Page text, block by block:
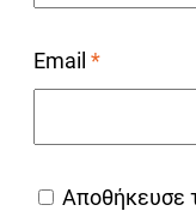
Email *
Αποθήκευσε